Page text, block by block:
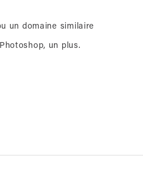
un domaine similaire
un plus.